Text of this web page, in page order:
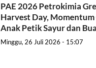
PAE 2026 Petrokimia
Harvest Day, Momentum
Anak Petik Sayur dan
Minggu, 26 Juli 2026 - 15:07